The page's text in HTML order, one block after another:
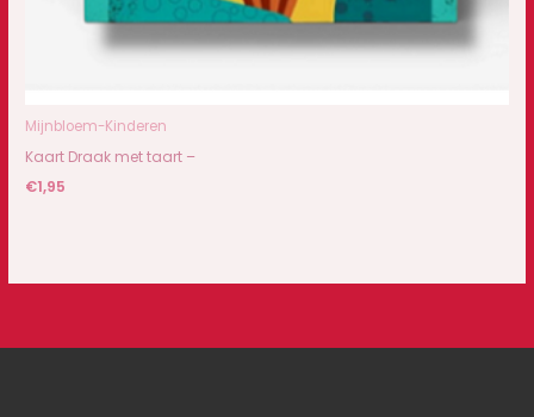
Mijnbloem-Kinderen
Kaart Draak met taart –
€1,95